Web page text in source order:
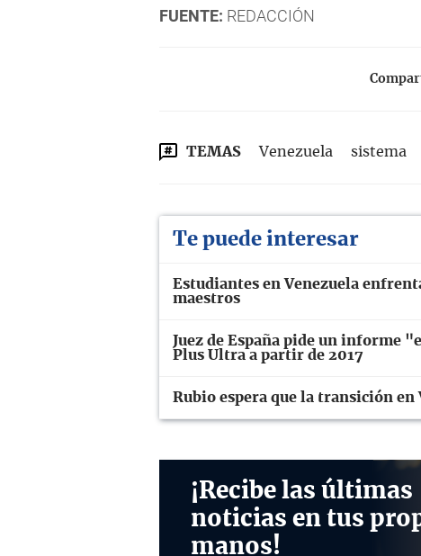
FUENTE: REDACCIÓN
TEMAS Venezuela sistema
Te puede interesar
Estudiantes en Venezuela
maestros
Juez de España pide un informe
Plus Ultra a partir de 2017
Rubio espera que la transición en
¡Recibe las últimas
noticias en tus
manos!